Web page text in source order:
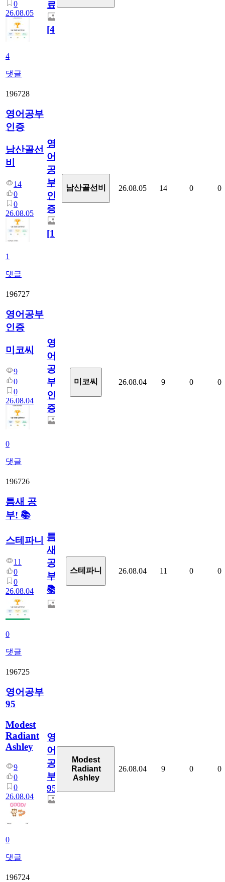
0
26.08.05
4
댓글
료
[4]
196728
영어공부
인증
남산골선
비
14
0
0
26.08.05
1
댓글
영
어
공
부
인
증
[1]
남산골선비 26.08.05 14 0 0
196727
영어공부
인증
미코씨
9
0
0
26.08.04
0
댓글
영
어
공
부
인
증
미코씨 26.08.04 9 0 0
196726
틈새 공
부! 📚
스테파니
11
0
0
26.08.04
0
댓글
틈
새
공
부!
📚
스테파니 26.08.04 11 0 0
196725
영어공부
95
Modest
Radiant
Ashley
9
0
0
26.08.04
0
댓글
영
어
공
부
95
Modest
Radiant
Ashley
26.08.04 9 0 0
196724